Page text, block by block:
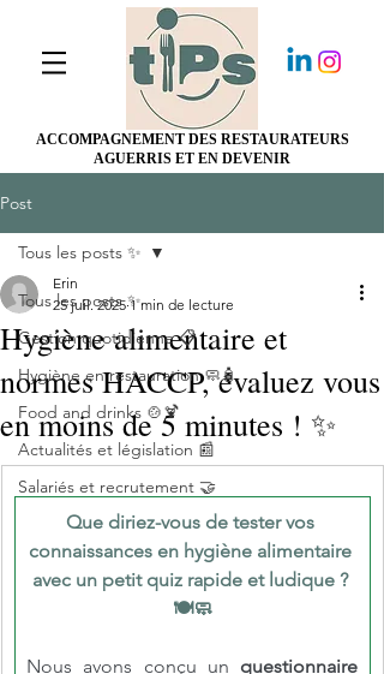
ACCOMPAGNEMENT DES RESTAURATEURS
AGUERRIS ET EN DEVENIR
Post
Tous les posts ✨
Gestion quotidienne 📋
Hygiène en restauration 🧼🧴
Food and drinks 🍲🍹
Actualités et législation 📰
Salariés et recrutement 🤝
Tous les posts ✨
Hygiène alimentaire et
normes HACCP, évaluez vous
en moins de 5 minutes ! ✨
Erin
25 juil. 2025 1 min de lecture
Que diriez-vous de tester vos
connaissances en hygiène alimentaire
avec un petit quiz rapide et ludique ?
🍽️🧼
Nous avons conçu un questionnaire